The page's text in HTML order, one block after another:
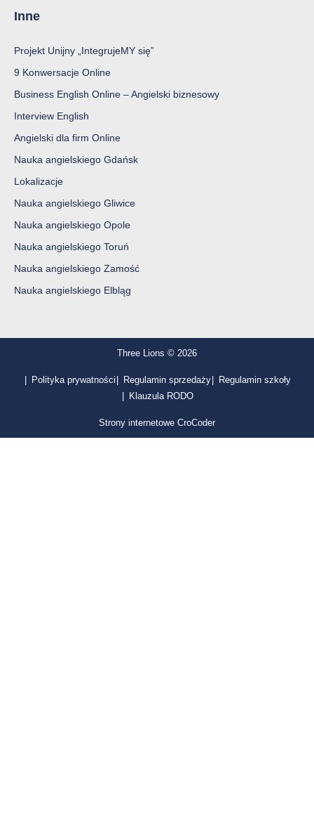
Inne
Projekt Unijny „IntegrujeMY się”
9 Konwersacje Online
Business English Online – Angielski biznesowy
Interview English
Angielski dla firm Online
Nauka angielskiego Gdańsk
Lokalizacje
Nauka angielskiego Gliwice
Nauka angielskiego Opole
Nauka angielskiego Toruń
Nauka angielskiego Zamość
Nauka angielskiego Elbląg
Three Lions © 2026
Polityka prywatności Regulamin sprzedaży
Regulamin szkoły
Klauzula RODO
Strony internetowe CroCoder